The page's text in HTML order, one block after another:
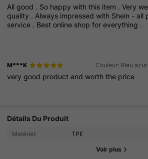
Allgood . So happywiththis item .Very
quality . Always impressedwith Shein - all
service . Bestonline shopforeverything .
M***K Couleur: Bleu
verygood product andworththe price
Détails Du Produit
Matériel: TPE
Voir plus
4.63